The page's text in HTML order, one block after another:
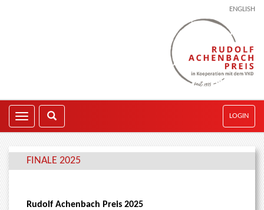
ENGLISH
LOGIN
FINALE 2025
Rudolf Achenbach Preis 2025